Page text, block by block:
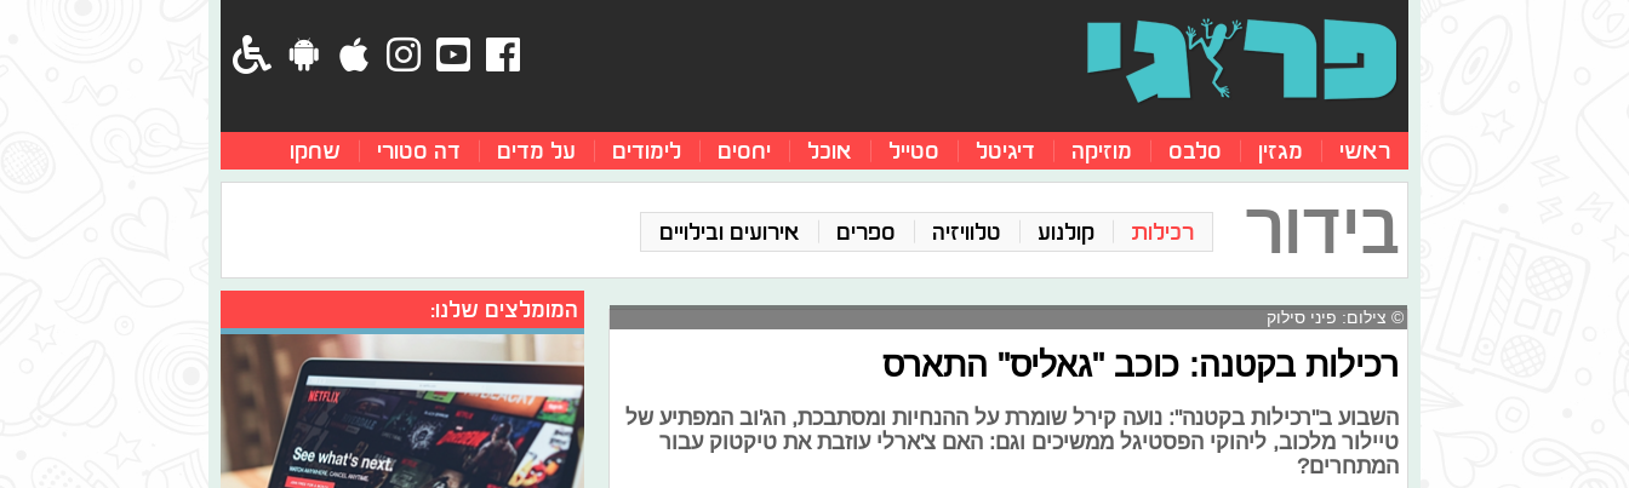
ראשי מגזין סלבס מוזיקה דיגיטל סטייל אוכל יחסים לימודים על מדים דה סטורי שחקו
בידור רכילות קולנוע טלוויזיה ספרים אירועים ובילויים
© צילום: פיני סילוק
רכילות בקטנה: כוכב "גאליס" התארס
השבוע ב"רכילות בקטנה": נועה קירל שומרת על ההנחיות ומסתבכת, הג'וב המפתיע של
טיילור מלכוב, ליהוקי הפסטיגל ממשיכים וגם: האם צ'ארלי עוזבת את טיקטוק עבור
המתחרים?
המומלצים שלנו: